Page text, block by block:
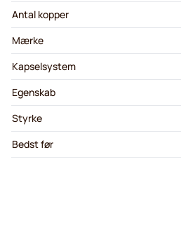
Antal kopper
Mærke
Kapselsystem
Egenskab
Styrke
Bedst før